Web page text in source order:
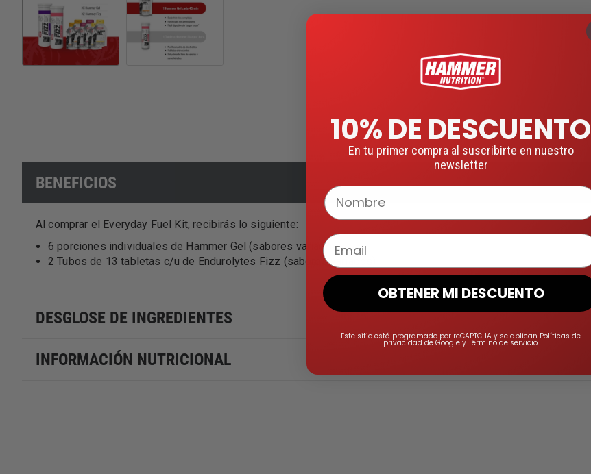
BENEFICIOS
Al comprar el Everyday Fuel Kit, recibirás lo siguiente:
6 porciones individuales de Hammer Gel (sabores variados)
2 Tubos de 13 tabletas c/u de Endurolytes Fizz (sabores variados)
DESGLOSE DE INGREDIENTES
INFORMACIÓN NUTRICIONAL
10% DE DESCUENTO
En tu primer compra al suscribirte en nuestro
newsletter
Nombre
Email
OBTENER MI DESCUENTO
Este sitio está programado por reCAPTCHA y se aplican Políticas de
privacidad de Google y Término de servicio.